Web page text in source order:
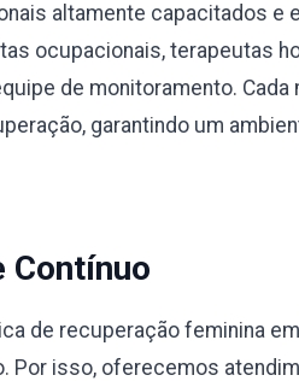
altamente capacitados e
ocupacionais, terapeutas
de monitoramento. Cada
garantindo um
Contínuo
de recuperação feminina
Por isso, oferecemos